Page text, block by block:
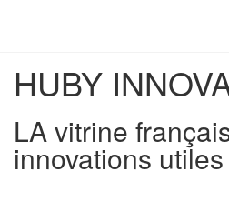
HUBY
LA vitrine
innovations utiles